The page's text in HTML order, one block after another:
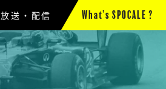
放送・配信 What’s SPOCALE ?